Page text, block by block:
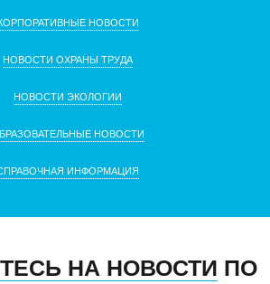
НОВОСТИ
НОВОСТИ ОХРАНЫ ТРУДА
НОВОСТИ ЭКОЛОГИИ
НОВОСТИ
ИНФОРМАЦИЯ
НА НОВОСТИ ПО